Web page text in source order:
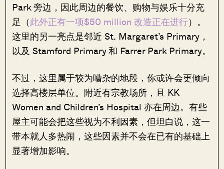
Park 旁边，因此周边的餐饮、购物与娱乐十分充
足（此外正有一项$50 million 改造正在进行）。
这里的另一亮点是邻近 St. Margaret’s Primary，
以及 Stamford Primary 和 Farrer Park Primary。
不过，这里属于较为嘈杂的地段，你或许会更倾向
选择高楼层单位。附近有宗教场所，且 KK
Women and Children’s Hospital 亦在周边。有些
屋主可能会把这些视为不利因素，但坦白说，这一
带本就人多热闹，这些因素并不会在已有的基础上
显著增加影响。